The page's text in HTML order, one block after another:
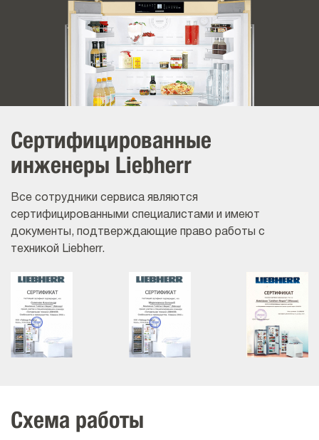
Сертифицированные
инженеры Liebherr
Все сотрудники сервиса являются
сертифицированными специалистами и имеют
документы, подтверждающие право работы с
техникой Liebherr.
Схема работы